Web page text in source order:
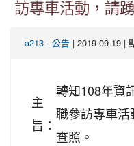
訪專車活動，請
a213 - 公告 | 2019-09-19 |
主
旨：
轉知108年資
職參訪專車
查照。